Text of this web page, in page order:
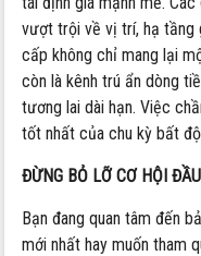
vượt trội về vị trí, hạ tầng
cấp không chỉ mang lại
còn là kênh trú ẩn dòng
tương lai dài hạn. Việc
tốt nhất của chu kỳ bất
ĐỪNG BỎ LỠ CƠ HỘI
Bạn đang quan tâm đến
mới nhất hay muốn tham